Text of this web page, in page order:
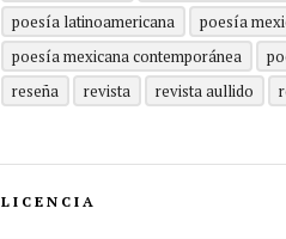
poesía latinoamericana
poesía
poesía mexicana contemporánea
reseña
revista revista aullido
LICENCIA